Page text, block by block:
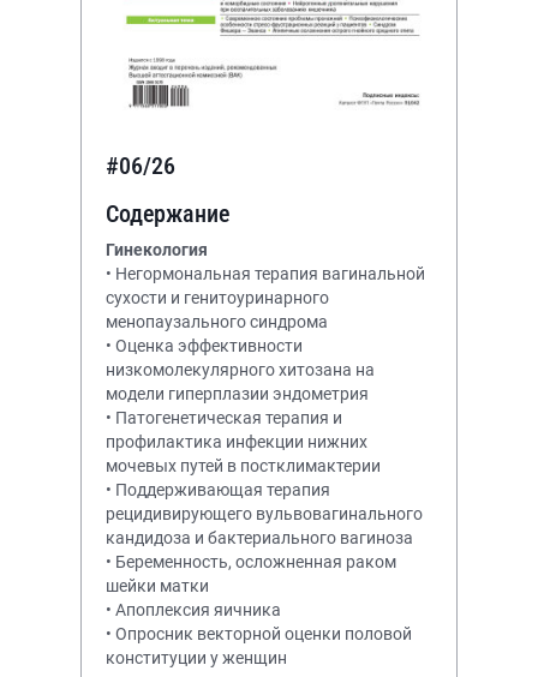
#06/26
Содержание
Гинекология
• Негормональная терапия вагинальной
сухости и генитоуринарного
менопаузального синдрома
• Оценка эффективности
низкомолекулярного хитозана на
модели гиперплазии эндометрия
• Патогенетическая терапия и
профилактика инфекции нижних
мочевых путей в постклимактерии
• Поддерживающая терапия
рецидивирующего вульвовагинального
кандидоза и бактериального вагиноза
• Беременность, осложненная раком
шейки матки
• Апоплексия яичника
• Опросник векторной оценки половой
конституции у женщин